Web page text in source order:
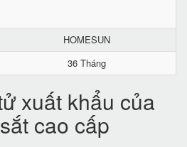
HOMESUN
36 Tháng
xuất khẩu của
cao cấp